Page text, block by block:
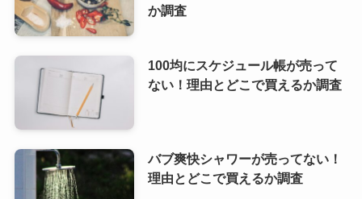
か調査
100均にスケジュール帳が売って
ない！理由とどこで買えるか調査
バブ爽快シャワーが売ってない！
理由とどこで買えるか調査